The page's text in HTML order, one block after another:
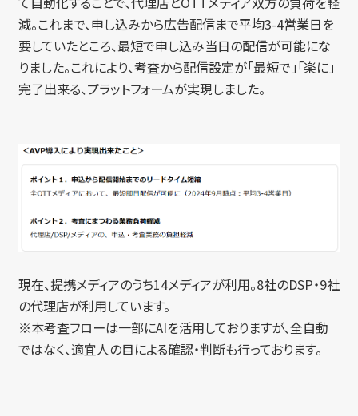
減。これまで、申し込みから広告配信まで平均3-4営業日を
要していたところ、最短で申し込み当日の配信が可能にな
りました。これにより、考査から配信設定が「最短で」「楽に」
完了出来る、プラットフォームが実現しました。
現在、提携メディアのうち14メディアが利用。8社のDSP・9社
の代理店が利用しています。
※本考査フローは一部にAIを活用しておりますが、全自動
ではなく、適宜人の目による確認・判断も行っております。